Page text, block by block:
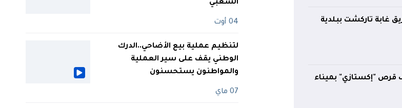
غابة تاركشت ببلدية
محاولة تهريب قرابة 40 ألف قرص "إكستازي" بميناء
الشعبي
04 أوت
لتنظيم عملية بيع الأضاحي..الدرك
الوطني يقف على سير العملية
والمواطنون يستحسنون
07 ماي